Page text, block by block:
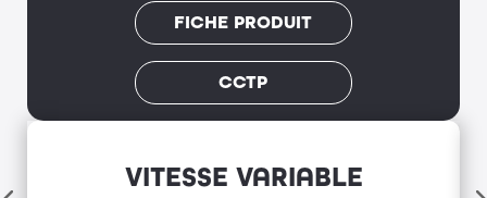
FICHE PRODUIT
CCTP
VITESSE VARIABLE